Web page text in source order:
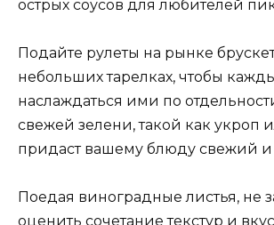
острых соусов для любителей
Подайте рулеты на рынке
небольших тарелках, чтобы
наслаждаться ими по
свежей зелени, такой как укроп
придаст вашему блюду свежий
Поедая виноградные листья, не
оценить сочетание текстур и